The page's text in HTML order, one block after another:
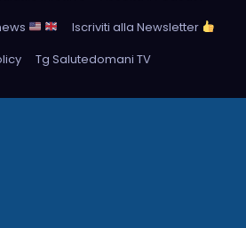
Iscriviti alla Newsletter
Tg Salutedomani TV